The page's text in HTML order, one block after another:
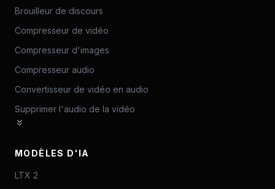
Brouilleur de discours
Compresseur de vidéo
Compresseur d'images
Compresseur audio
Convertisseur de vidéo en audio
Supprimer l'audio de la vidéo
MODÈLES D'IA
LTX 2